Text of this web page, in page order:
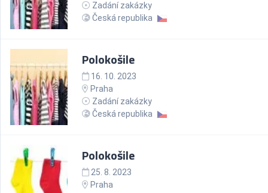
Zadání zakázky
Česká republika
Polokošile
16. 10. 2023
Praha
Zadání zakázky
Česká republika
Polokošile
25. 8. 2023
Praha